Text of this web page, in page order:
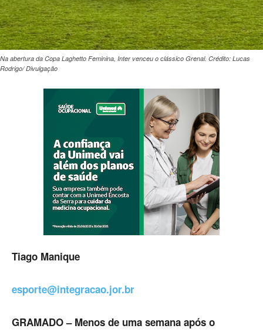
Na abertura da Copa Laghetto Feminina, Inter venceu o clássico Grenal. Crédito: Lucas
Rodrigo/ Divulgação
Tiago Manique
esporte@integracao.jor.br
GRAMADO – Menos de uma semana após o